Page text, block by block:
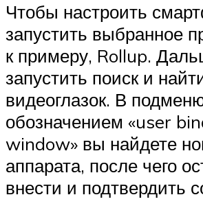
Чтобы настроить
запустить выбранное
к примеру, Rollup.
запустить поиск и
видеоглазок. В
обозначением «user
window» вы найдете
аппарата, после чего
внести и подтвердить